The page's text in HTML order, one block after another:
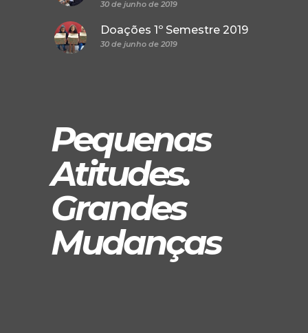
30 de junho de 2019
Doações 1º Semestre 2019
30 de junho de 2019
Pequenas
Atitudes.
Grandes
Mudanças